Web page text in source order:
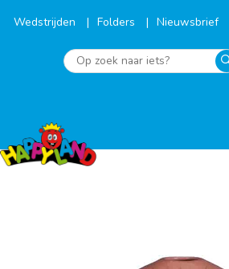
naarWedstrijden Folders Nieuwsbrief
Op